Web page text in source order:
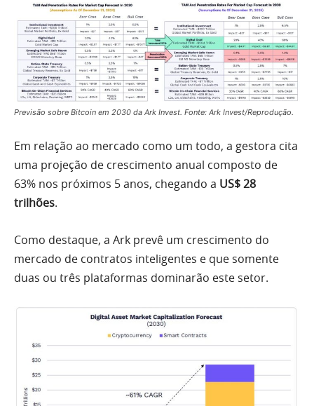
Previsão sobre Bitcoin em 2030 da Ark Invest. Fonte: Ark Invest/Reprodução.
Em relação ao mercado como um todo, a gestora cita
uma projeção de crescimento anual composto de
63% nos próximos 5 anos, chegando a US$ 28
trilhões.
Como destaque, a Ark prevê um crescimento do
mercado de contratos inteligentes e que somente
duas ou três plataformas dominarão este setor.